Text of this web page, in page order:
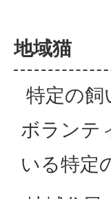
地域猫
特定の飼
ボランテ
いる特定